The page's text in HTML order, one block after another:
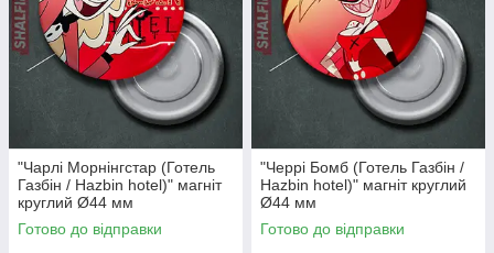
"Чарлі Морнінгстар (Готель
Газбін / Hazbin hotel)" магніт
круглий Ø44 мм
Готово до відправки
"Черрі Бомб (Готель Газбін /
Hazbin hotel)" магніт круглий
Ø44 мм
Готово до відправки